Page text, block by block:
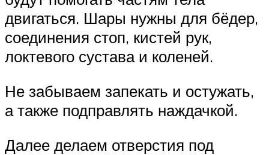
двигаться. Шары нужны для бёдер,
соединения стоп, кистей рук,
локтевого сустава и коленей.
Не забываем запекать и остужать,
а также подправлять наждачкой.
Далее делаем отверстия под